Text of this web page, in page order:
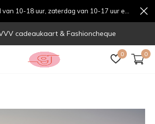
0 0
Gratis verzending vanaf € 70,-